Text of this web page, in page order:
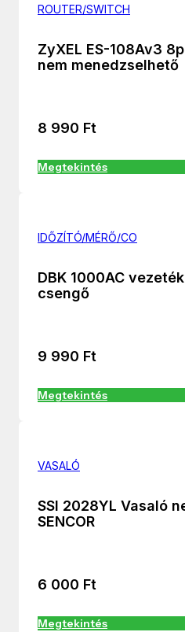
ROUTER/SWITCH
ZyXEL ES-108Av3
nem menedzselhető
8 990 Ft
Megtekintés
IDŐZÍTÓ/MÉRŐ/CO
DBK 1000AC
csengő
9 990 Ft
Megtekintés
VASALÓ
SSI 2028YL Vasaló
SENCOR
6 000 Ft
Megtekintés